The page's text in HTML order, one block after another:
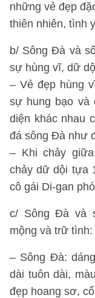
những vẻ đẹp
thiên nhiên, tình
b/ Sông Đà và
sự hùng vĩ, dữ
– Vẻ đẹp hùng
sự hung bạo và
diện khác nhau
đá sông Đà như
– Khi chảy
chảy dữ dội tựa
cô gái Di-gan
c/ Sông Đà và
mộng và trữ tình:
– Sông Đà:
dài tuôn dài,
đẹp hoang sơ,